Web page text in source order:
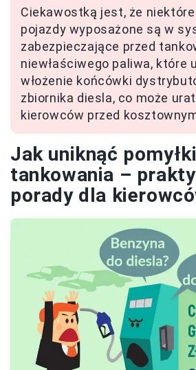
Ciekawostką jest, że
pojazdy wyposażone są w
zabezpieczające przed
niewłaściwego paliwa, które
włożenie końcówki
zbiornika diesla, co może
kierowców przed
Jak uniknąć
tankowania –
porady dla